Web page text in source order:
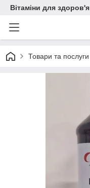
Вітаміни для здоров'я
Товари та послуги